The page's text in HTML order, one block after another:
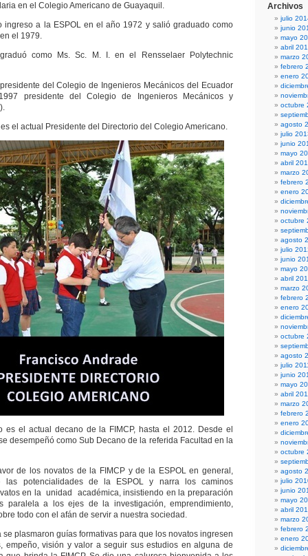
en el Colegio Americano de Guayaquil.
ingreso a la ESPOL en el año 1972 y salió graduado como
el 1979.
como Ms. Sc. M. I. en el Rensselaer Polytechnic
del Colegio de Ingenieros Mecánicos del Ecuador
presidente del Colegio de Ingenieros Mecánicos y
el actual Presidente del Directorio del Colegio Americano.
es el actual decano de la FIMCP, hasta el 2012. Desde el
desempeñó como Sub Decano de la referida Facultad en la
de los novatos de la FIMCP y de la ESPOL en general,
las potencialidades de la ESPOL y narra los caminos
en la unidad académica, insistiendo en la preparación
paralela a los ejes de la investigación, emprendimiento,
todo con el afán de servir a nuestra sociedad.
se plasmaron guías formativas para que los novatos ingresen
empeño, visión y valor a seguir sus estudios en alguna de
Archivos
julio
junio
mayo
abril
marzo
febrero
enero
octubre
agosto
julio
junio
mayo
abril
marzo
febrero
enero
octubre
agosto
julio
junio
mayo
abril
marzo
febrero
enero
octubre
agosto
julio
junio
mayo
abril
marzo
febrero
enero
octubre
agosto
julio
junio
mayo
abril
marzo
febrero
enero